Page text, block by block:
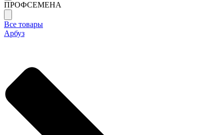
ПРОФСЕМЕНА
Все товары
Арбуз